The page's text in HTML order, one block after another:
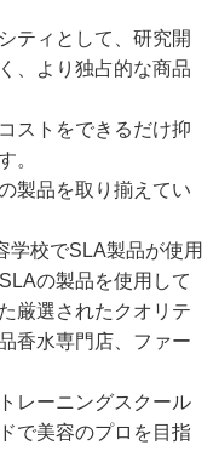
ティとして、研究開
、より独占的な商品
ストをできるだけ抑
。
製品を取り揃えてい
学校でSLA製品が使用
の製品を使用して
厳選されたクオリテ
香水専門店、ファー
レーニングスクール
で美容のプロを目指